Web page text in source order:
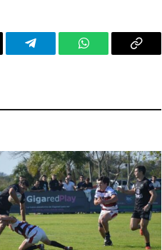
Telegram WhatsAppCopy